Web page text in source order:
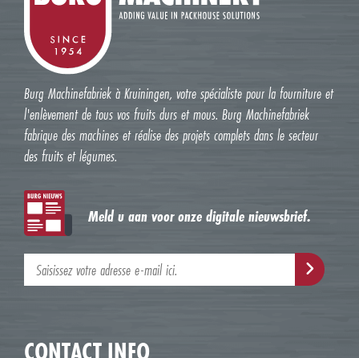
Burg Machinefabriek à Kruiningen, votre spécialiste pour la fourniture et
l'enlèvement de tous vos fruits durs et mous. Burg Machinefabriek
fabrique des machines et réalise des projets complets dans le secteur
des fruits et légumes.
Meld u aan voor onze digitale nieuwsbrief.